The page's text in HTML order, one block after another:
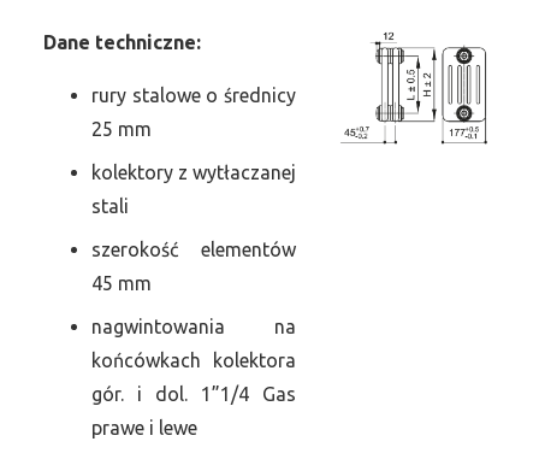
Dane techniczne:
rury stalowe o średnicy
25 mm
kolektory z wytłaczanej
stali
szerokość elementów
45 mm
nagwintowania na
końcówkach kolektora
gór. i dol. 1”1/4 Gas
prawe i lewe